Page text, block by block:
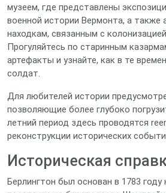
музеем, где представлены
военной истории Вермонта, а также
находкам, связанным с
Прогуляйтесь по старинным
артефакты и узнайте, как в те
солдат.
Для любителей истории
позволяющие более глубоко
летний период здесь проводятся
реконструкции исторических
Историческая
Берлингтон был основан в 1783